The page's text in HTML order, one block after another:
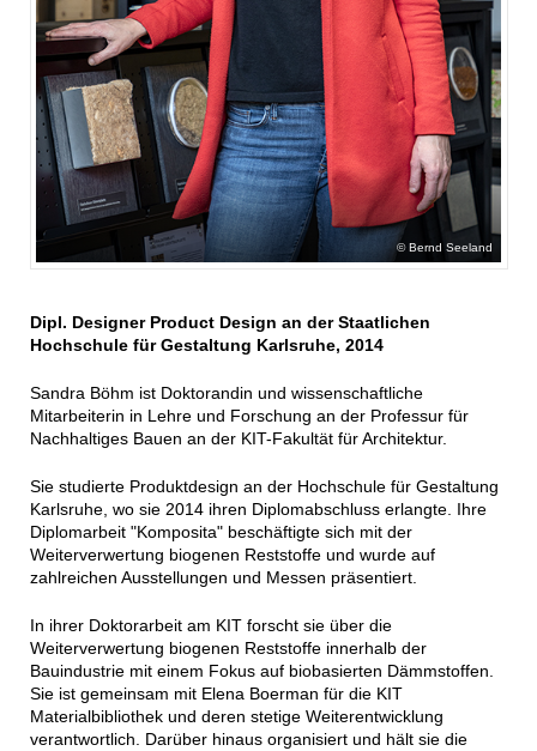
Bernd Seeland
Dipl. Designer Product Design an der Staatlichen
Hochschule für Gestaltung Karlsruhe, 2014
Sandra Böhm ist Doktorandin und wissenschaftliche
Mitarbeiterin in Lehre und Forschung an der Professur für
Nachhaltiges Bauen an der KIT-Fakultät für Architektur.
Sie studierte Produktdesign an der Hochschule für Gestaltung
Karlsruhe, wo sie 2014 ihren Diplomabschluss erlangte. Ihre
Diplomarbeit "Komposita" beschäftigte sich mit der
Weiterverwertung biogenen Reststoffe und wurde auf
zahlreichen Ausstellungen und Messen präsentiert.
In ihrer Doktorarbeit am KIT forscht sie über die
Weiterverwertung biogenen Reststoffe innerhalb der
Bauindustrie mit einem Fokus auf biobasierten Dämmstoffen.
Sie ist gemeinsam mit Elena Boerman für die KIT
Materialbibliothek und deren stetige Weiterentwicklung
verantwortlich. Darüber hinaus organisiert und hält sie die